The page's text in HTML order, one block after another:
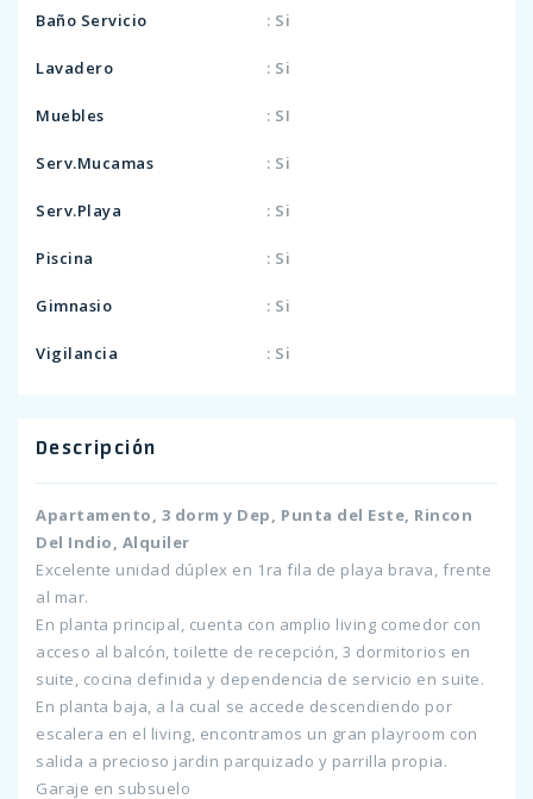
Baño Servicio : Si
Lavadero : Si
Muebles : SI
Serv.Mucamas : Si
Serv.Playa : Si
Piscina : Si
Gimnasio : Si
Vigilancia : Si
Descripción
Apartamento, 3 dorm y Dep, Punta del Este, Rincon
Del Indio, Alquiler
Excelente unidad dúplex en 1ra fila de playa brava, frente
al mar.
En planta principal, cuenta con amplio living comedor con
acceso al balcón, toilette de recepción, 3 dormitorios en
suite, cocina definida y dependencia de servicio en suite.
En planta baja, a la cual se accede descendiendo por
escalera en el living, encontramos un gran playroom con
salida a precioso jardin parquizado y parrilla propia.
Garaje en subsuelo